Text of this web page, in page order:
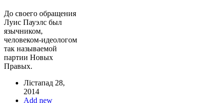
До своего обращения
Луис Пауэлс был
язычником,
человеком-идеологом
так называемой
партии Новых
Правых.
Лістапад 28,
2014
Add new